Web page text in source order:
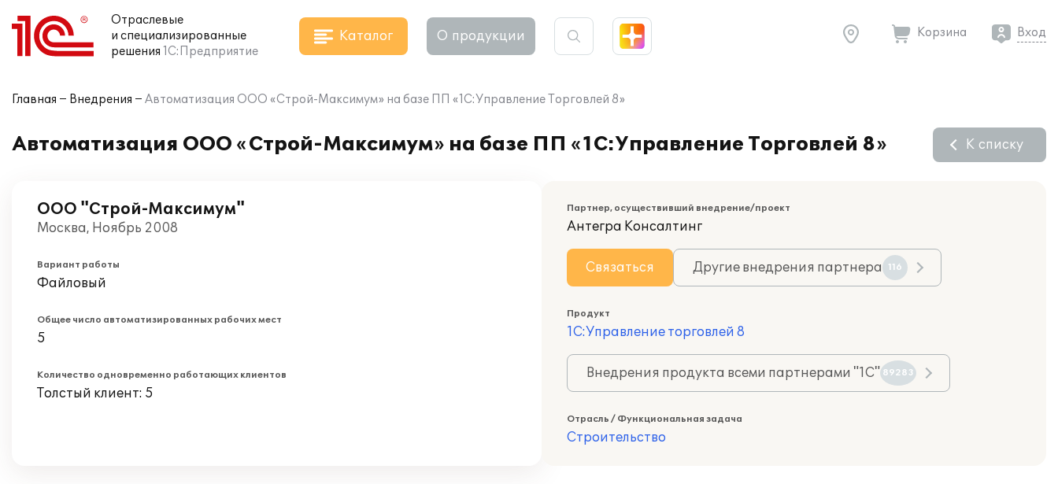
Отраслевые
и специализированные
решения 1С:Предприятие
Каталог О продукции Корзина Вход
Главная Внедрения Автоматизация ООО «Строй-Максимум» на базе ПП «1С:Управление Торговлей 8»
Автоматизация ООО «Строй-Максимум» на базе ПП «1С:Управление Торговлей 8» К списку
ООО "Строй-Максимум"
Москва, Ноябрь 2008
Вариант работы
Файловый
Общее число автоматизированных рабочих мест
5
Количество одновременно работающих клиентов
Толстый клиент: 5
Партнер, осуществивший внедрение/проект
Антегра Консалтинг
Связаться Другие внедрения партнера 116
Продукт
1С:Управление торговлей 8
Внедрения продукта всеми партнерами "1С" 89283
Отрасль / Функциональная задача
Строительство